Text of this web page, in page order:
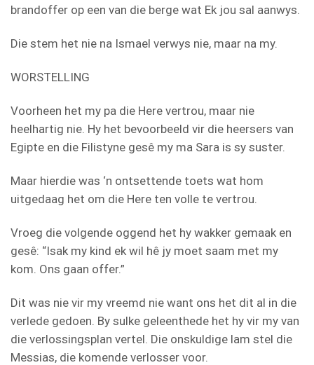
brandoffer op een van die berge wat Ek jou sal aanwys.
Die stem het nie na Ismael verwys nie, maar na my.
WORSTELLING
Voorheen het my pa die Here vertrou, maar nie
heelhartig nie. Hy het bevoorbeeld vir die heersers van
Egipte en die Filistyne gesê my ma Sara is sy suster.
Maar hierdie was ‘n ontsettende toets wat hom
uitgedaag het om die Here ten volle te vertrou.
Vroeg die volgende oggend het hy wakker gemaak en
gesê: “Isak my kind ek wil hê jy moet saam met my
kom. Ons gaan offer.”
Dit was nie vir my vreemd nie want ons het dit al in die
verlede gedoen. By sulke geleenthede het hy vir my van
die verlossingsplan vertel. Die onskuldige lam stel die
Messias, die komende verlosser voor.